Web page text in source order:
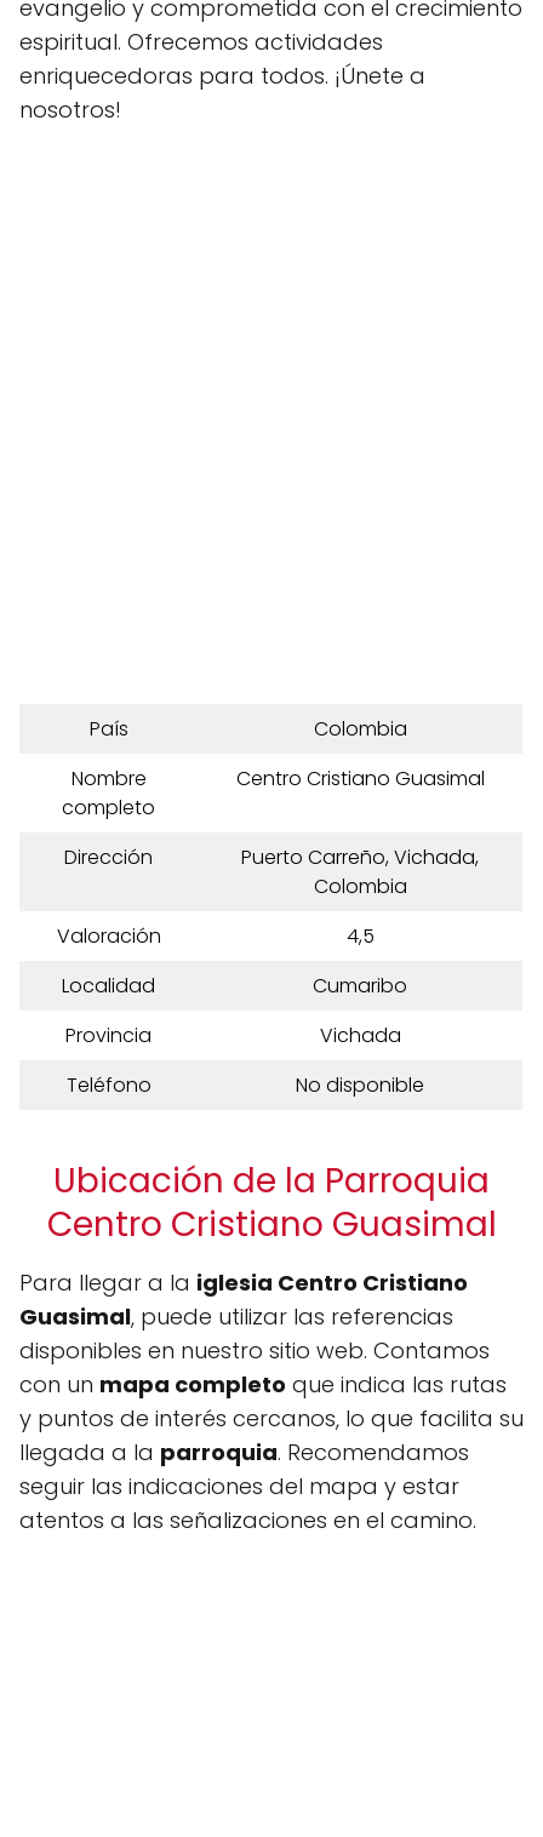
evangelio y comprometida con el crecimiento
espiritual. Ofrecemos actividades
enriquecedoras para todos. ¡Únete a
nosotros!
País
Colombia
Nombre
completo
Centro Cristiano Guasimal
Dirección
Puerto Carreño, Vichada,
Colombia
Valoración
4,5
Localidad
Cumaribo
Provincia
Vichada
Teléfono
No disponible
Ubicación de la Parroquia
Centro Cristiano Guasimal
Para llegar a la iglesia Centro Cristiano
Guasimal, puede utilizar las referencias
disponibles en nuestro sitio web. Contamos
con un mapa completo que indica las rutas
y puntos de interés cercanos, lo que facilita su
llegada a la parroquia. Recomendamos
seguir las indicaciones del mapa y estar
atentos a las señalizaciones en el camino.